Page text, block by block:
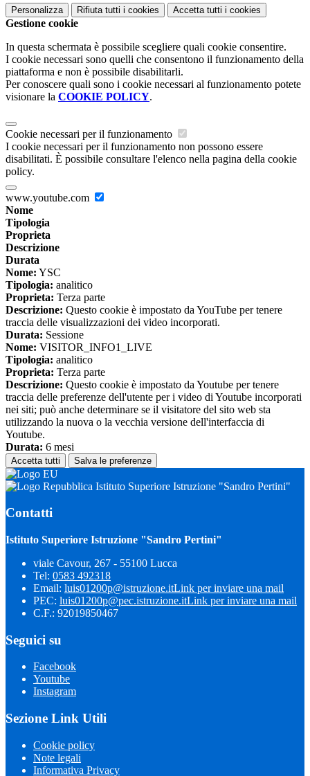
Personalizza Rifiuta tutti i cookies Accetta tutti i cookies
Gestione cookie
In questa schermata è possibile scegliere quali cookie consentire.
I cookie necessari sono quelli che consentono il funzionamento della
piattaforma e non è possibile disabilitarli.
Per conoscere quali sono i cookie necessari al funzionamento potete
visionare la COOKIE POLICY.
Cookie necessari per il funzionamento
I cookie necessari per il funzionamento non possono essere
disabilitati. È possibile consultare l'elenco nella pagina della cookie
policy.
www.youtube.com
Nome
Tipologia
Proprieta
Descrizione
Durata
Nome: YSC
Tipologia: analitico
Proprieta: Terza parte
Descrizione: Questo cookie è impostato da YouTube per tenere
traccia delle visualizzazioni dei video incorporati.
Durata: Sessione
Nome: VISITOR_INFO1_LIVE
Tipologia: analitico
Proprieta: Terza parte
Descrizione: Questo cookie è impostato da Youtube per tenere
traccia delle preferenze dell'utente per i video di Youtube incorporati
nei siti; può anche determinare se il visitatore del sito web sta
utilizzando la nuova o la vecchia versione dell'interfaccia di
Youtube.
Durata: 6 mesi
Accetta tutti Salva le preferenze
Istituto Superiore Istruzione "Sandro Pertini"
Contatti
Istituto Superiore Istruzione "Sandro Pertini"
viale Cavour, 267 - 55100 Lucca
Tel: 0583 492318
Email: luis01200p@istruzione.itLink per inviare una mail
PEC: luis01200p@pec.istruzione.itLink per inviare una mail
C.F.: 92019850467
Seguici su
Facebook
Youtube
Instagram
Sezione Link Utili
Cookie policy
Note legali
Informativa Privacy